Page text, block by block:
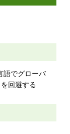
でグローバ
回避する